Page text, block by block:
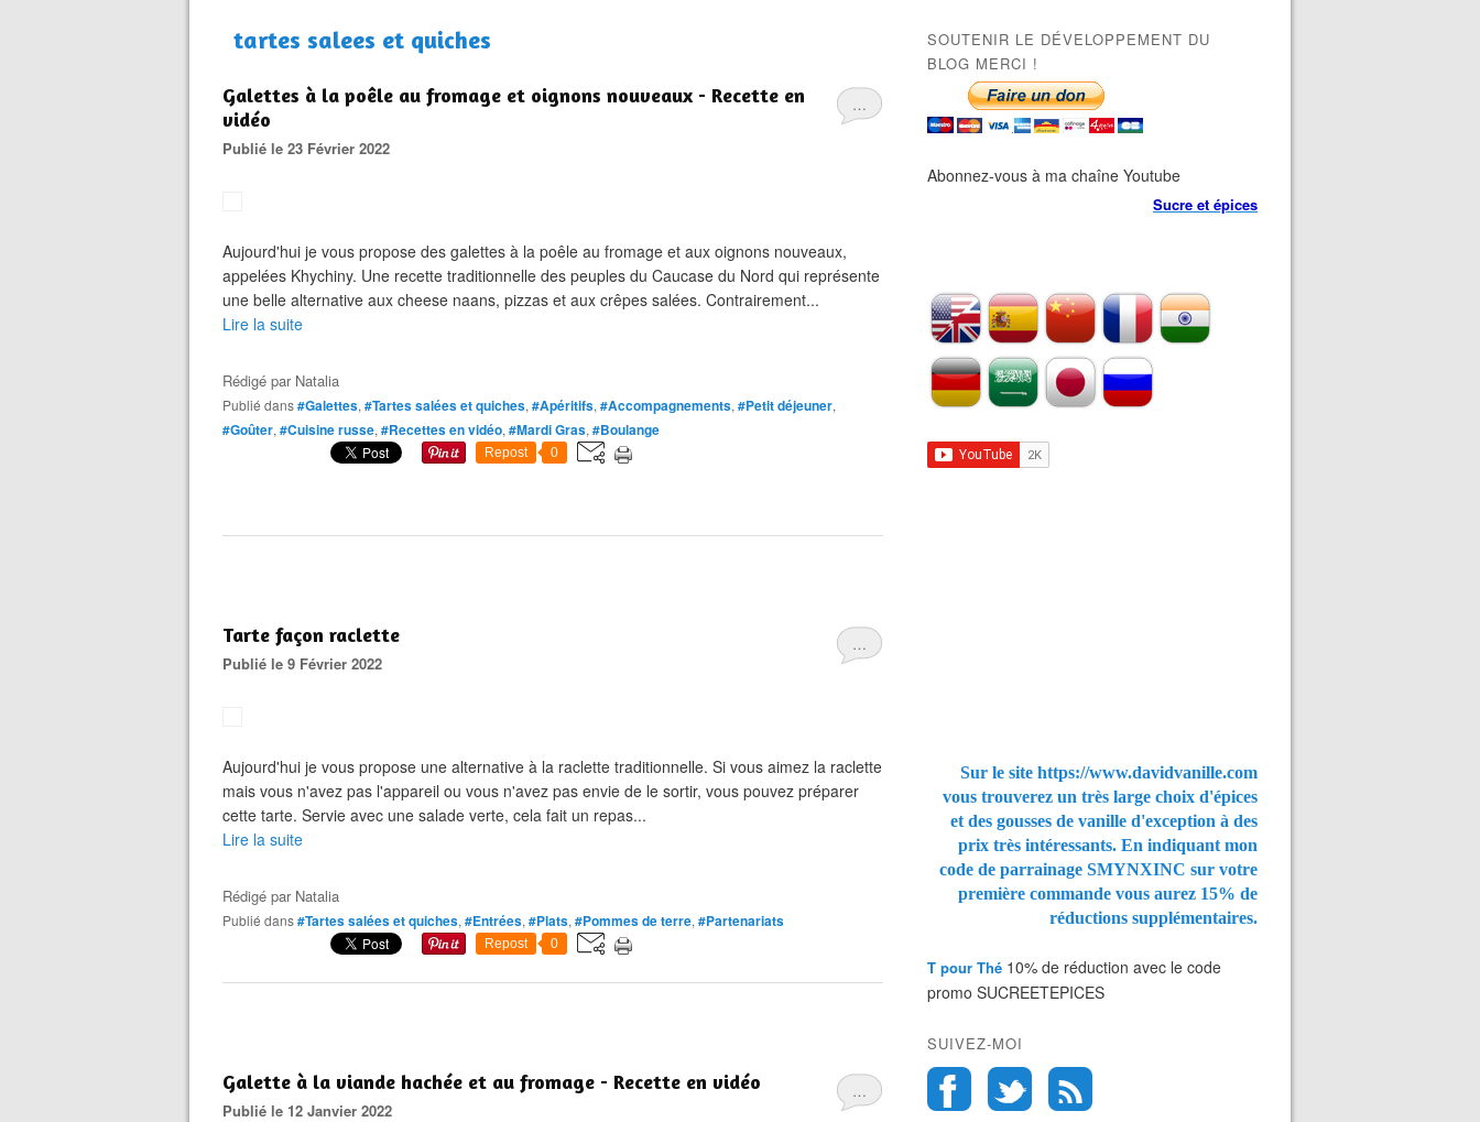
tartes salees et quiches
…
Galettes à la poêle au fromage et oignons nouveaux - Recette en
vidéo
Publié le 23 Février 2022
Aujourd'hui je vous propose des galettes à la poêle au fromage et aux oignons nouveaux,
appelées Khychiny. Une recette traditionnelle des peuples du Caucase du Nord qui représente
une belle alternative aux cheese naans, pizzas et aux crêpes salées. Contrairement...
Lire la suite
Rédigé par Natalia
Publié dans#Galettes, #Tartes salées et quiches, #Apéritifs, #Accompagnements, #Petit déjeuner,
#Goûter, #Cuisine russe, #Recettes en vidéo, #Mardi Gras, #Boulange
Repost 0
…
Tarte façon raclette
Publié le 9 Février 2022
Aujourd'hui je vous propose une alternative à la raclette traditionnelle. Si vous aimez la raclette
mais vous n'avez pas l'appareil ou vous n'avez pas envie de le sortir, vous pouvez préparer
cette tarte. Servie avec une salade verte, cela fait un repas...
Lire la suite
Rédigé par Natalia
Publié dans#Tartes salées et quiches, #Entrées, #Plats, #Pommes de terre, #Partenariats
Repost 0
…
Galette à la viande hachée et au fromage - Recette en vidéo
Publié le 12 Janvier 2022
SOUTENIR LE DÉVELOPPEMENT DU
BLOG MERCI !
Abonnez-vous à ma chaîne Youtube
Sucre et épices
Sur le site https://www.davidvanille.com
vous trouverez un très large choix d'épices
et des gousses de vanille d'exception à des
prix très intéressants. En indiquant mon
code de parrainage SMYNXINC sur votre
première commande vous aurez 15% de
réductions supplémentaires.
T pour Thé 10% de réduction avec le code
promo SUCREETEPICES
SUIVEZ-MOI